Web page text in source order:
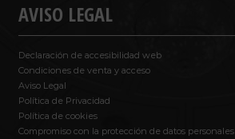
AVISO LEGAL
Declaración de accesibilidad web
Condiciones de venta y acceso
Aviso Legal
Política de Privacidad
Política de cookies
Compromiso con la protección de datos personales